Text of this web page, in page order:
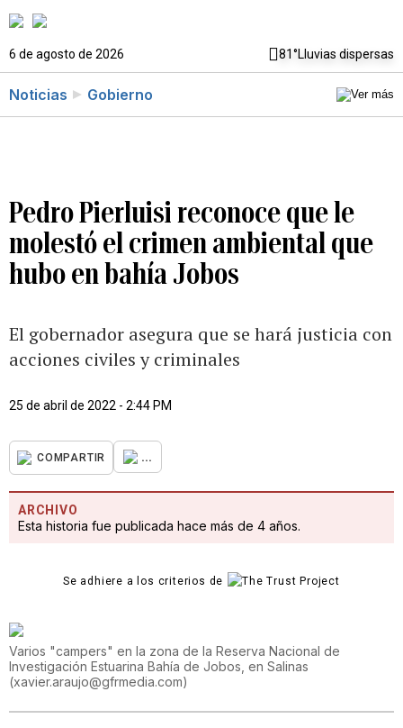
6 de agosto de 2026 81°Lluvias dispersas
Noticias Gobierno
Pedro Pierluisi reconoce que le
molestó el crimen ambiental que
hubo en bahía Jobos
El gobernador asegura que se hará justicia con
acciones civiles y criminales
25 de abril de 2022 - 2:44 PM
COMPARTIR ...
ARCHIVO
Esta historia fue publicada hace más de 4 años.
Se adhiere a los criterios de
Varios "campers" en la zona de la Reserva Nacional de
Investigación Estuarina Bahía de Jobos, en Salinas
(xavier.araujo@gfrmedia.com)